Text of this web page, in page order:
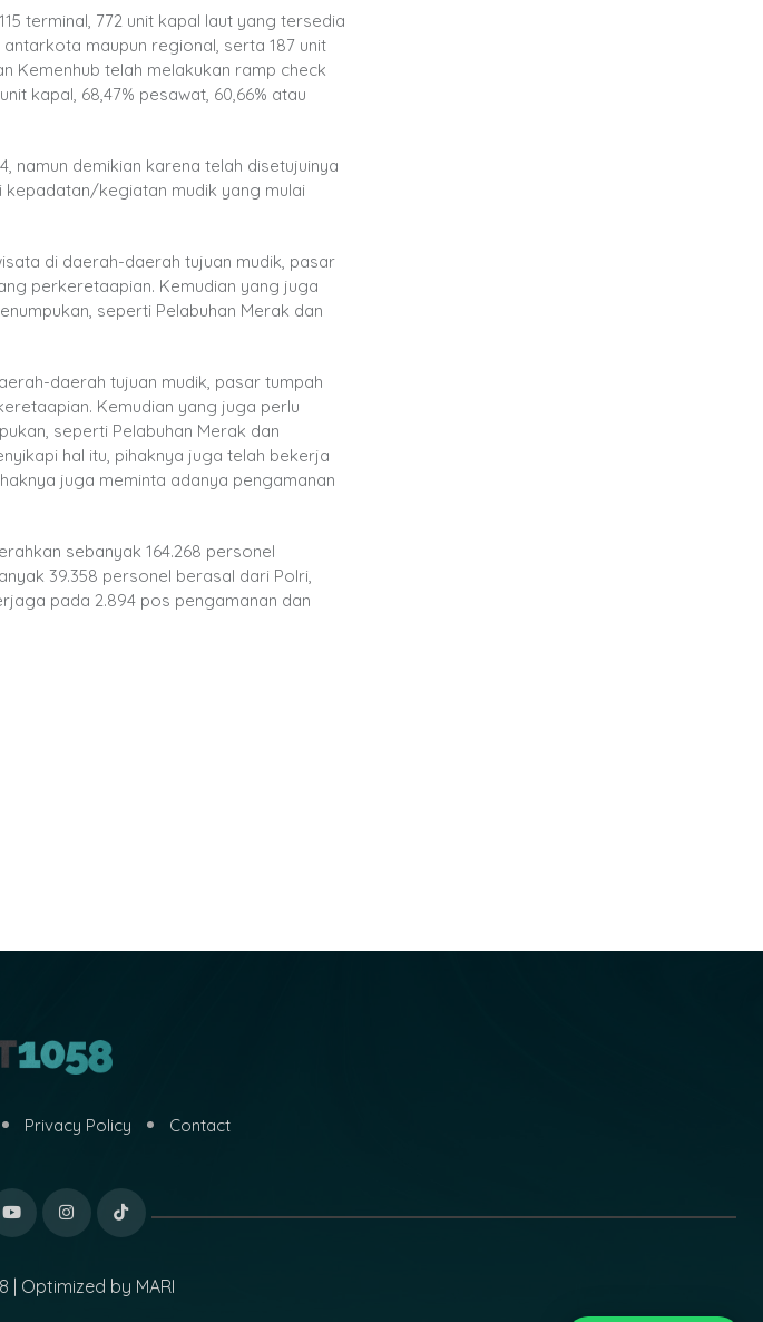
terminal, 772 unit kapal laut yang tersedia
maupun regional, serta 187 unit
Kemenhub telah melakukan ramp check
kapal, 68,47% pesawat, 60,66% atau
namun demikian karena telah disetujuinya
kegiatan mudik yang mulai
di daerah-daerah tujuan mudik, pasar
perkeretaapian. Kemudian yang juga
seperti Pelabuhan Merak dan
daerah tujuan mudik, pasar tumpah
Kemudian yang juga perlu
seperti Pelabuhan Merak dan
hal itu, pihaknya juga telah bekerja
juga meminta adanya pengamanan
sebanyak 164.268 personel
39.358 personel berasal dari Polri,
pada 2.894 pos pengamanan dan
Privacy Policy Contact
| Optimized by MARI